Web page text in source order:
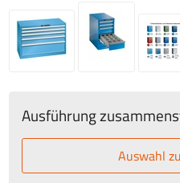
Ausführung
Auswahl